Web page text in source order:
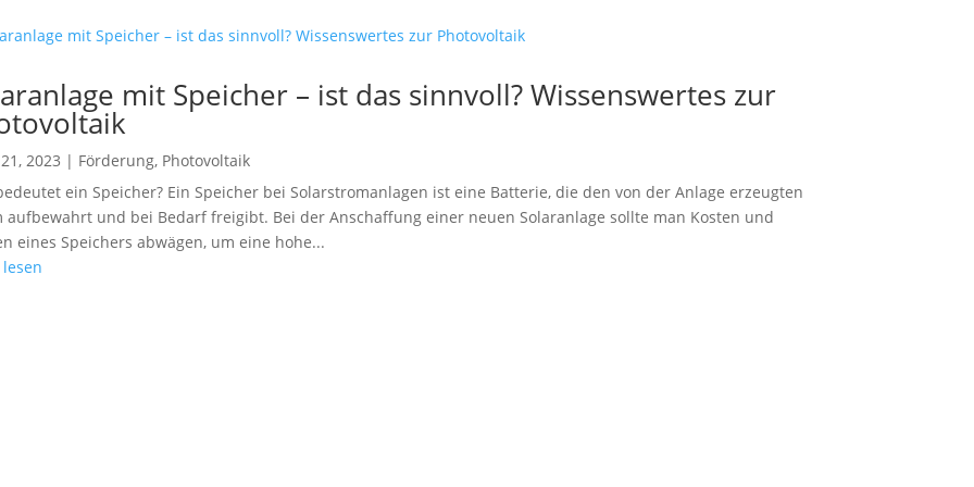
mit Speicher – ist das sinnvoll? Wissenswertes zur
2023 | Förderung, Photovoltaik
ein Speicher? Ein Speicher bei Solarstromanlagen ist eine Batterie, die den von der Anlage erzeugten
aufbewahrt und bei Bedarf freigibt. Bei der Anschaffung einer neuen Solaranlage sollte man Kosten und
eines Speichers abwägen, um eine hohe...